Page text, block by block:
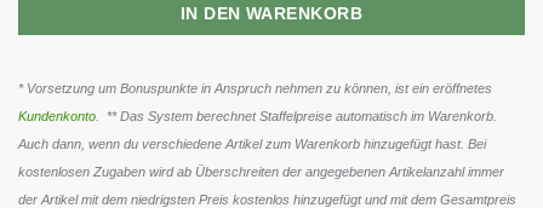
IN DEN WARENKORB
* Vorsetzung um Bonuspunkte in Anspruch nehmen zu können, ist ein eröffnetes
Kundenkonto . ** Das System berechnet Staffelpreise automatisch im Warenkorb.
Auch dann, wenn du verschiedene Artikel zum Warenkorb hinzugefügt hast. Bei
kostenlosen Zugaben wird ab Überschreiten der angegebenen Artikelanzahl immer
der Artikel mit dem niedrigsten Preis kostenlos hinzugefügt und mit dem Gesamtpreis